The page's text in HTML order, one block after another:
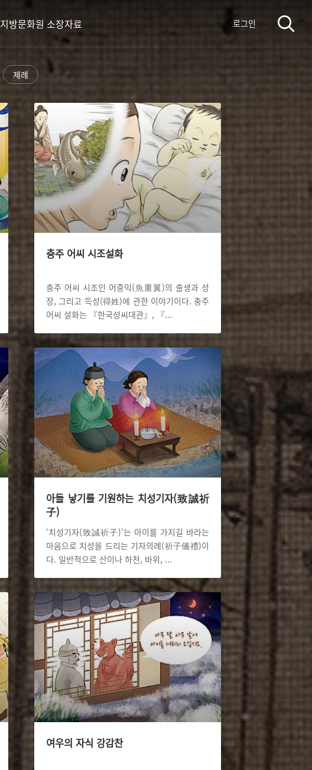
지방문화원 소장자료 로그인
제례
충주 어씨 시조설화
충주 어씨 시조인 어중익(魚重翼)의 출생과 성
장, 그리고 득성(得姓)에 관한 이야기이다. 충주
어씨 설화는 『한국성씨대관』, 『...
아들 낳기를 기원하는 치성기자(致誠祈
子)
‘치성기자(致誠祈子)’는 아이를 가지길 바라는
마음으로 치성을 드리는 기자의례(祈子儀禮)이
다. 일반적으로 산이나 하천, 바위, ...
여우의 자식 강감찬